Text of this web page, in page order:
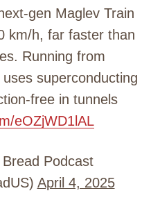
gen Maglev Train
km/h, far faster than
Running from
superconducting
free in tunnels
eOZjWD1lAL
Podcast
April 4, 2025